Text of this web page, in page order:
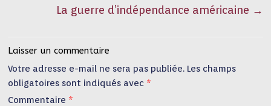
La guerre d’indépendance américaine →
Laisser un commentaire
Votre adresse e-mail ne sera pas publiée. Les champs
obligatoires sont indiqués avec *
Commentaire *